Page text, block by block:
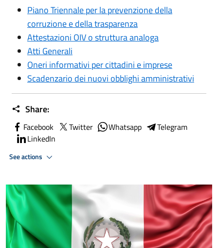
Piano Triennale per la prevenzione della
corruzione e della trasparenza
Attestazioni OIV o struttura analoga
Atti Generali
Oneri informativi per cittadini e imprese
Scadenzario dei nuovi obblighi amministrativi
Share:
Facebook Twitter Whatsapp
Telegram
LinkedIn
See actions